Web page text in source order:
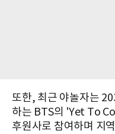
또한, 최근 야놀자는
하는 BTS의 'Yet To
후원사로 참여하며 지